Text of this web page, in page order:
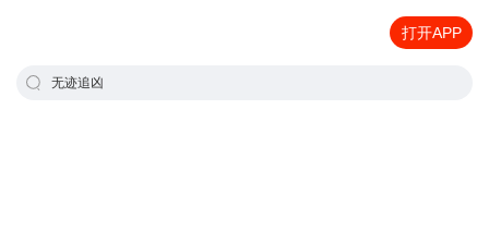
打开APP
无迹追凶